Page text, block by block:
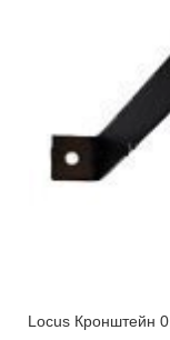
Locus Кронштейн